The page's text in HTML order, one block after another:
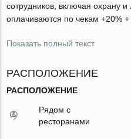
сотрудников, включая охрану
оплачиваются по чекам +20% +
Показать полный текст
РАСПОЛОЖЕНИЕ
РАСПОЛОЖЕНИЕ
Рядом с
ресторанами